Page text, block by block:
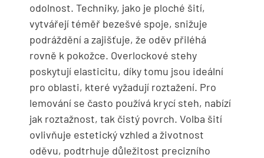
odolnost. Techniky, jako je ploché šití,
vytvářejí téměř bezešvé spoje, snižuje
podráždění a zajišťuje, že oděv přiléhá
rovně k pokožce. Overlockové stehy
poskytují elasticitu, díky tomu jsou ideální
pro oblasti, které vyžadují roztažení. Pro
lemování se často používá krycí steh, nabízí
jak roztažnost, tak čistý povrch. Volba šití
ovlivňuje estetický vzhled a životnost
oděvu, podtrhuje důležitost precizního